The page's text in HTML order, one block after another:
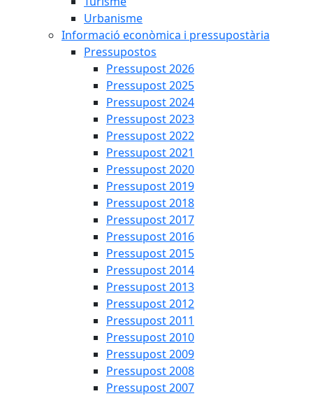
Urbanisme
Informació econòmica i pressupostària
Pressupostos
Pressupost 2026
Pressupost 2025
Pressupost 2024
Pressupost 2023
Pressupost 2022
Pressupost 2021
Pressupost 2020
Pressupost 2019
Pressupost 2018
Pressupost 2017
Pressupost 2016
Pressupost 2015
Pressupost 2014
Pressupost 2013
Pressupost 2012
Pressupost 2011
Pressupost 2010
Pressupost 2009
Pressupost 2008
Pressupost 2007